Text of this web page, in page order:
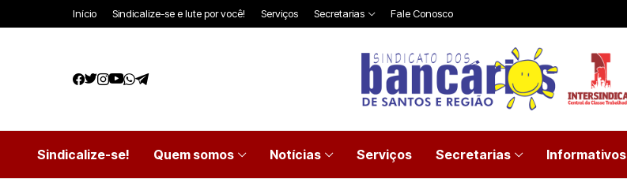
Início Sindicalize-se e lute por você! Serviços Secretarias Fale Conosco
Sindicalize-se! Quem somos Notícias Serviços Secretarias Informativos